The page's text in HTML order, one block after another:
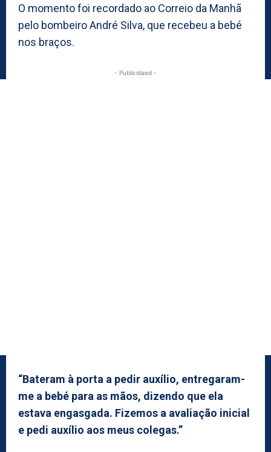
O momento foi recordado ao Correio da Manhã
pelo bombeiro André Silva, que recebeu a bebé
nos braços.
- Publicidaed -
“Bateram à porta a pedir auxílio, entregaram-
me a bebé para as mãos, dizendo que ela
estava engasgada. Fizemos a avaliação inicial
e pedi auxílio aos meus colegas.”